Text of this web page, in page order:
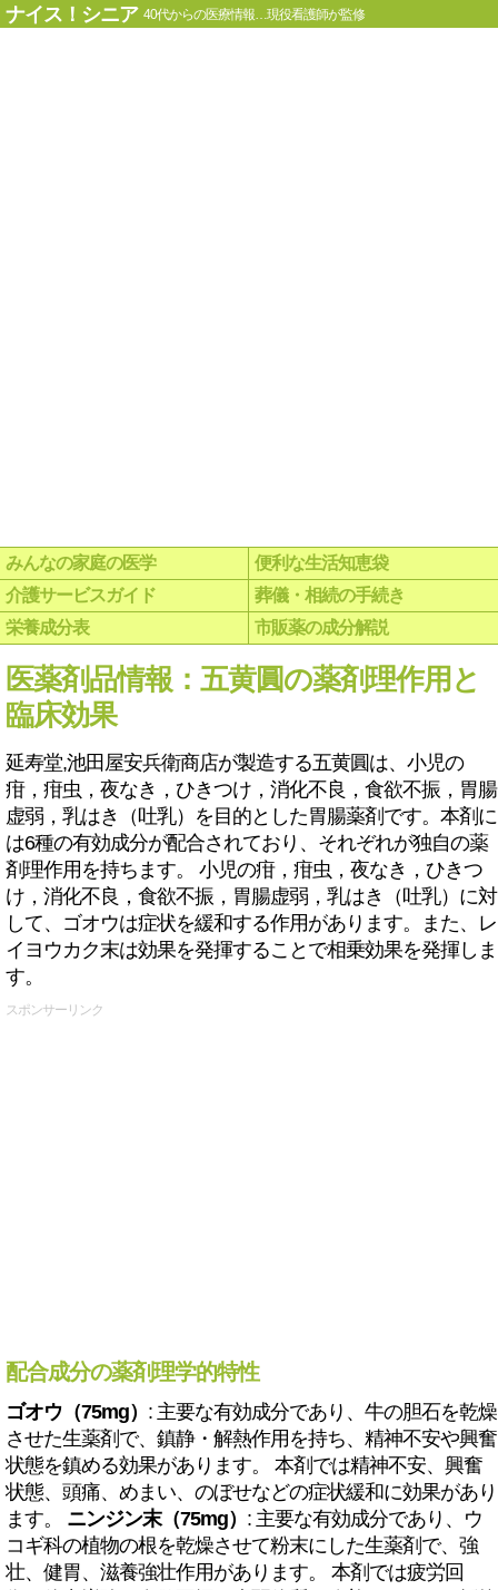
ナイス！シニア 40代からの医療情報…現役看護師が監修
みんなの家庭の医学
便利な生活知恵袋
介護サービスガイド
葬儀・相続の手続き
栄養成分表
市販薬の成分解説
医薬剤品情報：五黄圓の薬剤理作用と
臨床効果
延寿堂,池田屋安兵衛商店が製造する五黄圓は、小児の
疳，疳虫，夜なき，ひきつけ，消化不良，食欲不振，胃腸
虚弱，乳はき（吐乳）を目的とした胃腸薬剤です。本剤に
は6種の有効成分が配合されており、それぞれが独自の薬
剤理作用を持ちます。 小児の疳，疳虫，夜なき，ひきつ
け，消化不良，食欲不振，胃腸虚弱，乳はき（吐乳）に対
して、ゴオウは症状を緩和する作用があります。また、レ
イヨウカク末は効果を発揮することで相乗効果を発揮しま
す。
スポンサーリンク
配合成分の薬剤理学的特性
ゴオウ（75mg） : 主要な有効成分であり、牛の胆石を乾燥
させた生薬剤で、鎮静・解熱作用を持ち、精神不安や興奮
状態を鎮める効果があります。 本剤では精神不安、興奮
状態、頭痛、めまい、のぼせなどの症状緩和に効果があり
ます。 ニンジン末（75mg） : 主要な有効成分であり、ウ
コギ科の植物の根を乾燥させて粉末にした生薬剤で、強
壮、健胃、滋養強壮作用があります。 本剤では疲労回